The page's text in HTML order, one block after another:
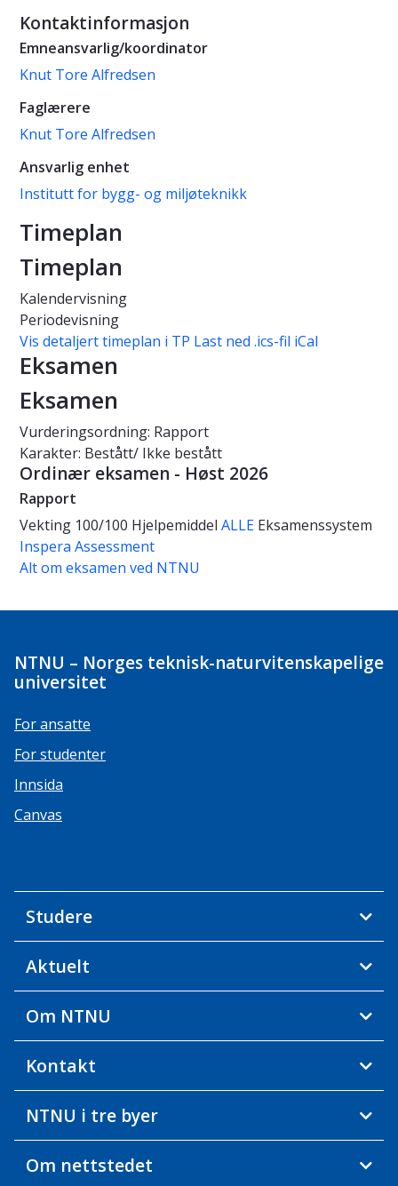
Kontaktinformasjon
Emneansvarlig/koordinator
Knut Tore Alfredsen
Faglærere
Knut Tore Alfredsen
Ansvarlig enhet
Institutt for bygg- og miljøteknikk
Timeplan
Timeplan
Kalendervisning
Periodevisning
Vis detaljert timeplan i TP Last ned .ics-fil iCal
Eksamen
Eksamen
Vurderingsordning: Rapport
Karakter: Bestått/ Ikke bestått
Ordinær eksamen - Høst 2026
Rapport
Vekting 100/100 Hjelpemiddel ALLE Eksamenssystem
Inspera Assessment
Alt om eksamen ved NTNU
NTNU – Norges teknisk-naturvitenskapelige
universitet
For ansatte
For studenter
Innsida
Canvas
Studere
Aktuelt
Om NTNU
Kontakt
NTNU i tre byer
Om nettstedet